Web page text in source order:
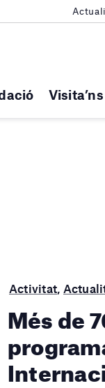
Visita’ns
Activitat
Més de